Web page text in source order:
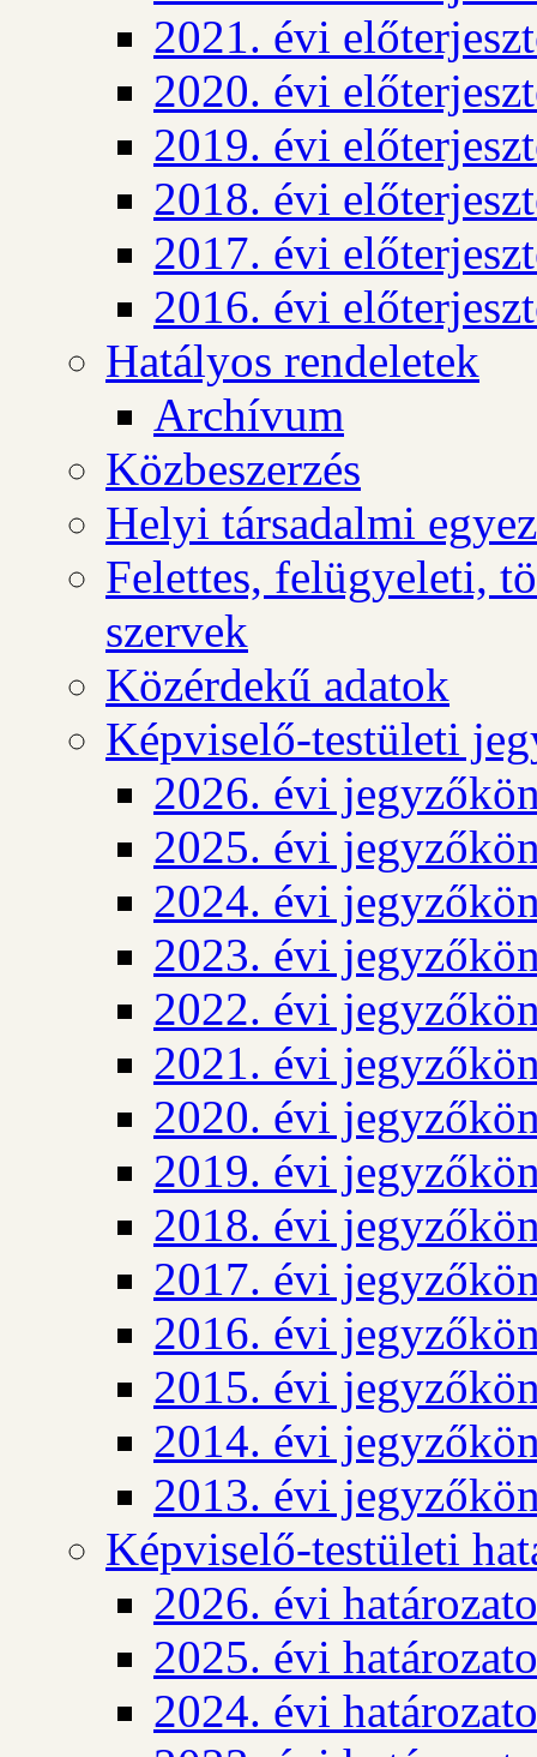
2021. évi
2020. évi
2019. évi
2018. évi
2017. évi
2016. évi
Hatályos rendeletek
Archívum
Közbeszerzés
Helyi társadalmi
Felettes, felügyeleti,
szervek
Közérdekű adatok
Képviselő-testületi
2026. évi
2025. évi
2024. évi
2023. évi
2022. évi
2021. évi
2020. évi
2019. évi
2018. évi
2017. évi
2016. évi
2015. évi
2014. évi
2013. évi
Képviselő-testületi
2026. évi
2025. évi
2024. évi